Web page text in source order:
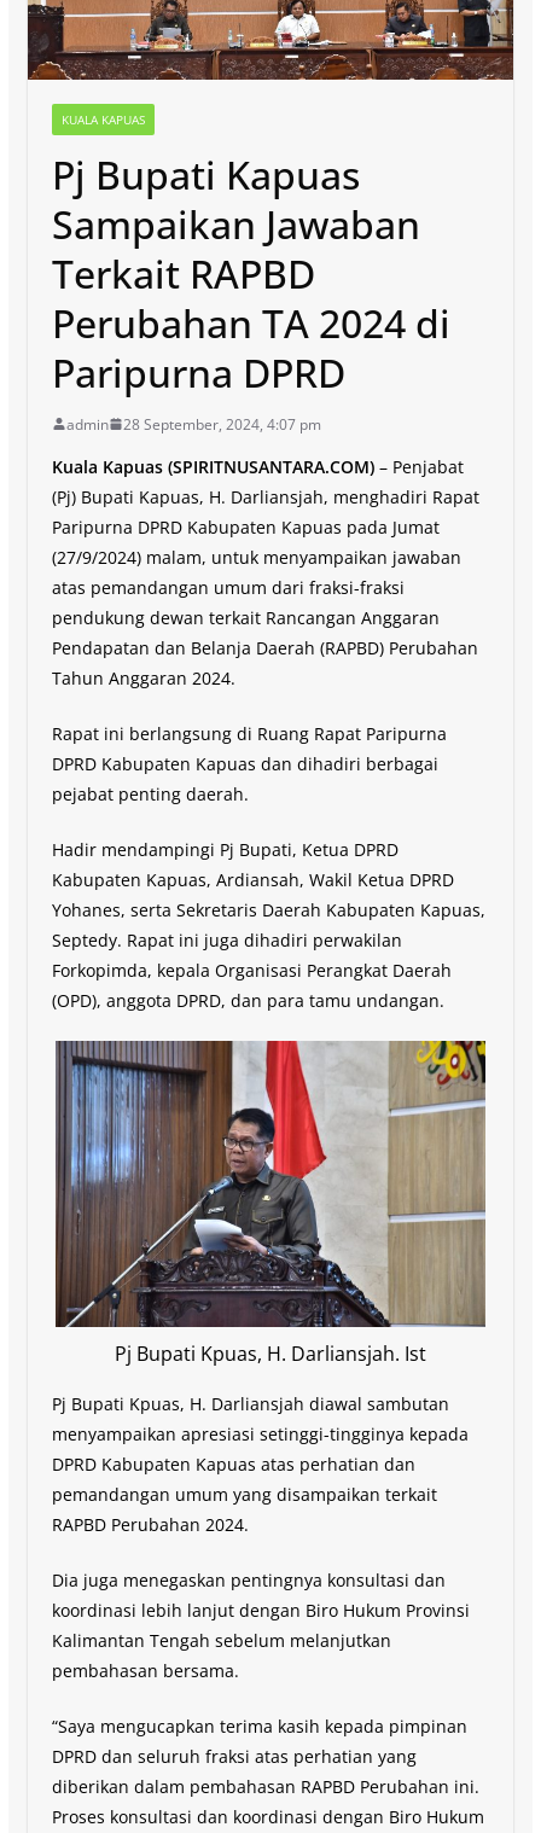
KUALA KAPUAS
Pj Bupati Kapuas
Sampaikan Jawaban
Terkait RAPBD
Perubahan TA 2024 di
Paripurna DPRD
admin 28 September, 2024, 4:07 pm
Kuala Kapuas (SPIRITNUSANTARA.COM)– Penjabat
(Pj) Bupati Kapuas, H. Darliansjah, menghadiri Rapat
Paripurna DPRD Kabupaten Kapuas pada Jumat
(27/9/2024) malam, untuk menyampaikan jawaban
atas pemandangan umum dari fraksi-fraksi
pendukung dewan terkait Rancangan Anggaran
Pendapatan dan Belanja Daerah (RAPBD) Perubahan
Tahun Anggaran 2024.
Rapat ini berlangsung di Ruang Rapat Paripurna
DPRD Kabupaten Kapuas dan dihadiri berbagai
pejabat penting daerah.
Hadir mendampingi Pj Bupati, Ketua DPRD
Kabupaten Kapuas, Ardiansah, Wakil Ketua DPRD
Yohanes, serta Sekretaris Daerah Kabupaten Kapuas,
Septedy. Rapat ini juga dihadiri perwakilan
Forkopimda, kepala Organisasi Perangkat Daerah
(OPD), anggota DPRD, dan para tamu undangan.
Pj Bupati Kpuas, H. Darliansjah. Ist
Pj Bupati Kpuas, H. Darliansjah diawal sambutan
menyampaikan apresiasi setinggi-tingginya kepada
DPRD Kabupaten Kapuas atas perhatian dan
pemandangan umum yang disampaikan terkait
RAPBD Perubahan 2024.
Dia juga menegaskan pentingnya konsultasi dan
koordinasi lebih lanjut dengan Biro Hukum Provinsi
Kalimantan Tengah sebelum melanjutkan
pembahasan bersama.
“Saya mengucapkan terima kasih kepada pimpinan
DPRD dan seluruh fraksi atas perhatian yang
diberikan dalam pembahasan RAPBD Perubahan ini.
Proses konsultasi dan koordinasi dengan Biro Hukum